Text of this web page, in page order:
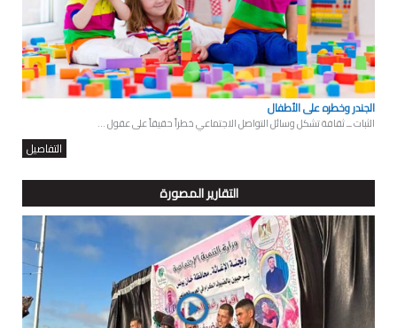
الجندر وخطره على الأطفال
الثبات ــ ثقافة تشكل وسائل التواصل الاجتماعي خطراً حقيقاً على عقول ...
التفاصيل
التقارير المصورة